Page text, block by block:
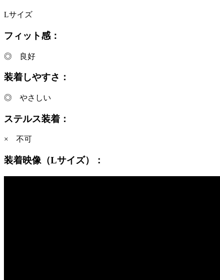
Lサイズ
フィット感：
◎ 良好
装着しやすさ：
◎ やさしい
ステルス装着：
× 不可
装着映像（Lサイズ）：